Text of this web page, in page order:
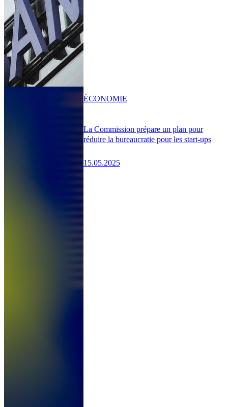
La Commission prépare un plan pour
réduire la bureaucratie pour les start-ups
15.05.2025
ÉCONOMIE